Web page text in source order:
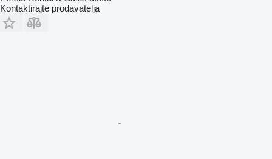
Kontaktirajte prodavatelja